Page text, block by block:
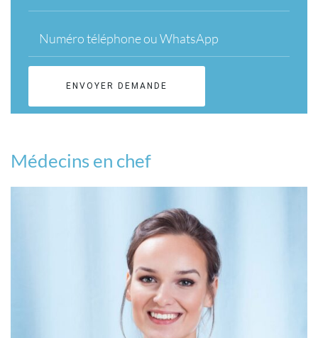
Médecins en chef